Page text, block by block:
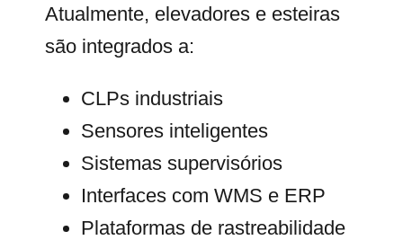
Atualmente, elevadores e esteiras
são integrados a:
CLPs industriais
Sensores inteligentes
Sistemas supervisórios
Interfaces com WMS e ERP
Plataformas de rastreabilidade